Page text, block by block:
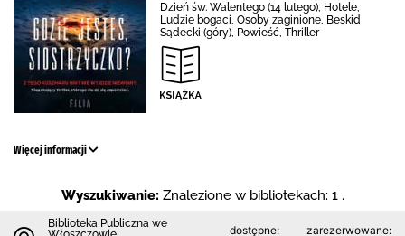
Dzień św. Walentego (14 lutego), Hotele,
Ludzie bogaci, Osoby zaginione, Beskid
Sądecki (góry), Powieść, Thriller
Więcej informacji
Wyszukiwanie: Znalezione w bibliotekach: 1 .
Biblioteka Publiczna we
dostępne: zarezerwowane: